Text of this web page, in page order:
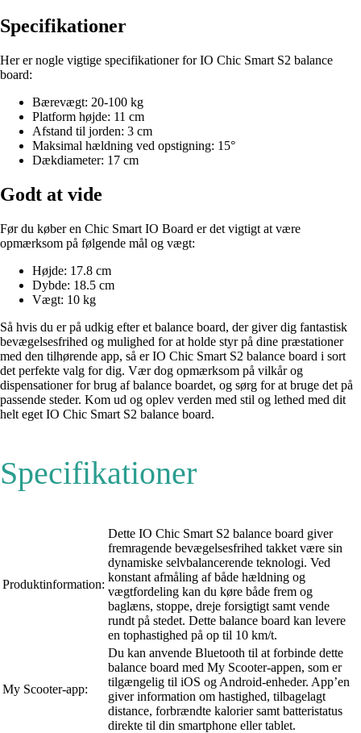
Specifikationer
Her er nogle vigtige specifikationer for IO Chic Smart S2 balance
board:
Bærevægt: 20-100 kg
Platform højde: 11 cm
Afstand til jorden: 3 cm
Maksimal hældning ved opstigning: 15°
Dækdiameter: 17 cm
Godt at vide
Før du køber en Chic Smart IO Board er det vigtigt at være
opmærksom på følgende mål og vægt:
Højde: 17.8 cm
Dybde: 18.5 cm
Vægt: 10 kg
Så hvis du er på udkig efter et balance board, der giver dig fantastisk
bevægelsesfrihed og mulighed for at holde styr på dine præstationer
med den tilhørende app, så er IO Chic Smart S2 balance board i sort
det perfekte valg for dig. Vær dog opmærksom på vilkår og
dispensationer for brug af balance boardet, og sørg for at bruge det på
passende steder. Kom ud og oplev verden med stil og lethed med dit
helt eget IO Chic Smart S2 balance board.
Specifikationer
Produktinformation:
Dette IO Chic Smart S2 balance board giver
fremragende bevægelsesfrihed takket være sin
dynamiske selvbalancerende teknologi. Ved
konstant afmåling af både hældning og
vægtfordeling kan du køre både frem og
baglæns, stoppe, dreje forsigtigt samt vende
rundt på stedet. Dette balance board kan levere
en tophastighed på op til 10 km/t.
My Scooter-app:
Du kan anvende Bluetooth til at forbinde dette
balance board med My Scooter-appen, som er
tilgængelig til iOS og Android-enheder. App’en
giver information om hastighed, tilbagelagt
distance, forbrændte kalorier samt batteristatus
direkte til din smartphone eller tablet.